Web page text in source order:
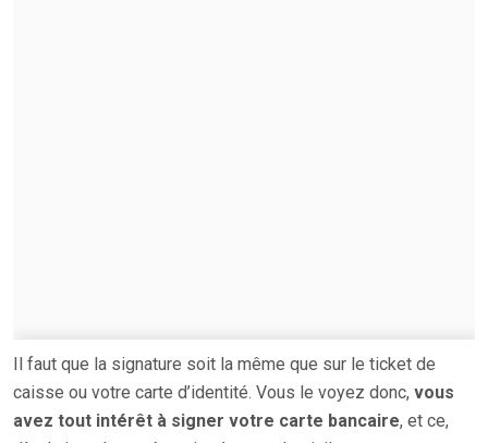
Il faut que la signature soit la même que sur le ticket de
caisse ou votre carte d’identité. Vous le voyez donc, vous
avez tout intérêt à signer votre carte bancaire, et ce,